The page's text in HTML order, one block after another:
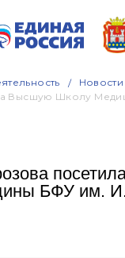
Новости
Высшую Школу
БФУ им.